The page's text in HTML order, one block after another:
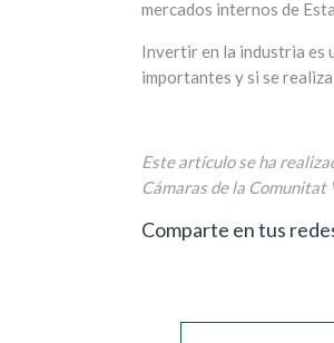
mercados internos de
Invertir en la industria es
importantes y si se
Este artículo se ha
Cámaras de la
Comparte en tus